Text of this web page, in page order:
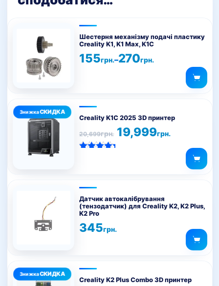
Шестерня механізму подачі пластику
Creality K1, K1 Max, K1C
155грн.–270грн.
Діапазон
цін:
кілька
варіантів.
Параметри
вибрати
на
сторінці
товару
Creality K1C 2025 3D принтер
20,699грн.
Оригінальна
ціна:
20,699грн..
19,999грн.
Поточна
ціна:
19,999грн..
Датчик автокалібрування
(тензодатчик) для Creality K2, K2 Plus,
K2 Pro
345грн.
Creality K2 Plus Combo 3D принтер